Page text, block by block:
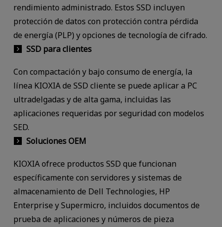
rendimiento administrado. Estos SSD incluyen
protección de datos con protección contra pérdida
de energía (PLP) y opciones de tecnología de cifrado.
SSD para clientes
Con compactación y bajo consumo de energía, la
línea KIOXIA de SSD cliente se puede aplicar a PC
ultradelgadas y de alta gama, incluidas las
aplicaciones requeridas por seguridad con modelos
SED.
Soluciones OEM
KIOXIA ofrece productos SSD que funcionan
específicamente con servidores y sistemas de
almacenamiento de Dell Technologies, HP
Enterprise y Supermicro, incluidos documentos de
prueba de aplicaciones y números de pieza